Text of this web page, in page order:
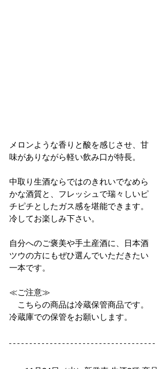
メロンような香りと酸を感じさせ、甘
味がありながら軽い飲み口が特長。
中取り生酒ならではのきれいでなめら
かな酒質と、フレッシュで瑞々しいピ
チピチとしたガス感を堪能できます。
冷してお楽しみ下さい。
自分へのご褒美や手土産酒に、日本酒
ツウの方にもぜひ選んでいただきたい
一本です。
≪ご注意≫
こちらの商品は冷蔵保管商品です。
冷蔵庫での保管をお願いします。